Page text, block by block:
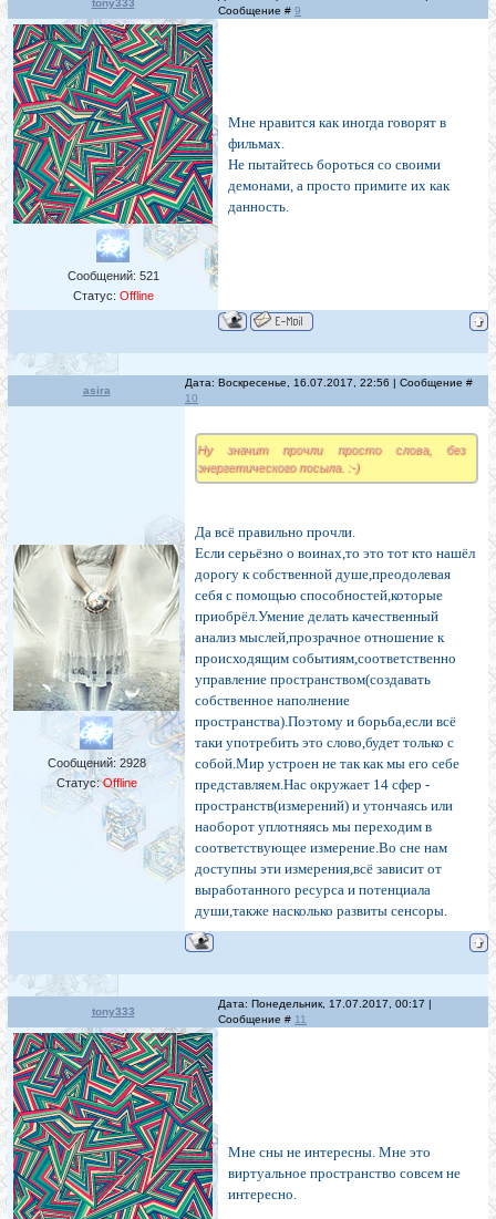
tony333
Сообщение # 9
Сообщений: 521
Статус: Offline
Мне нравится как иногда говорят в
фильмах.
Не пытайтесь бороться со своими
демонами, а просто примите их как
данность.
asira
Дата: Воскресенье, 16.07.2017, 22:56 | Сообщение #
10
Сообщений: 2928
Статус:Offline
Ну значит прочли просто слова, без
энергетического посыла. :-)
Да всё правильно прочли.
Если серьёзно о воинах,то это тот кто нашёл
дорогу к собственной душе,преодолевая
себя с помощью способностей,которые
приобрёл.Умение делать качественный
анализ мыслей,прозрачное отношение к
происходящим событиям,соответственно
управление пространством(создавать
собственное наполнение
пространства).Поэтому и борьба,если всё
таки употребить это слово,будет только с
собой.Мир устроен не так как мы его себе
представляем.Нас окружает 14 сфер -
пространств(измерений) и утончаясь или
наоборот уплотняясь мы переходим в
соответствующее измерение.Во сне нам
доступны эти измерения,всё зависит от
выработанного ресурса и потенциала
души,также насколько развиты сенсоры.
tony333
Дата: Понедельник, 17.07.2017, 00:17 |
Сообщение # 11
Мне сны не интересны. Мне это
виртуальное пространство совсем не
интересно.